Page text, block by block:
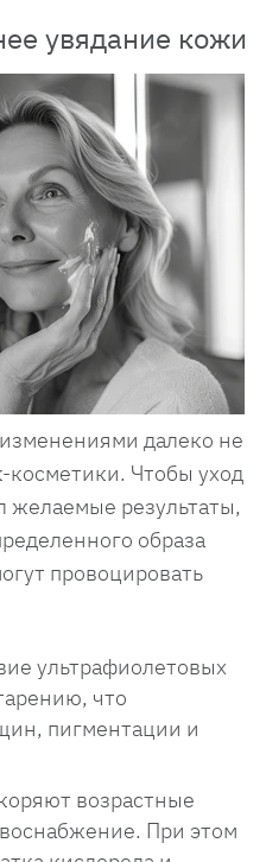
увядание кожи
далеко не
косметики. Чтобы уход
желаемые результаты,
образа
провоцировать
ультрафиолетовых
что
пигментации и
возрастные
При этом